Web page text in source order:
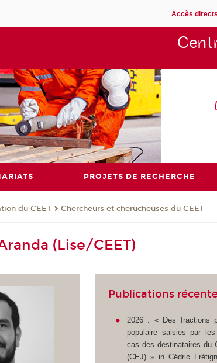
Accès directs
PROJETS DE RECHERCHE
du CEET Chercheurs et cherucheuses du CEET
(Lise/CEET)
Publications
2026 : « Des fractions
populaire saisies par
cas des destinataires du
(CEJ) » in Cédric